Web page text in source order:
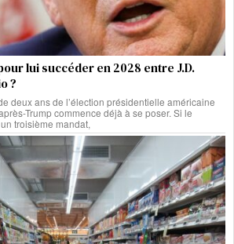
lui succéder en 2028 entre J.D.
?
deux ans de l’élection présidentielle américaine
Trump commence déjà à se poser. Si le
troisième mandat,